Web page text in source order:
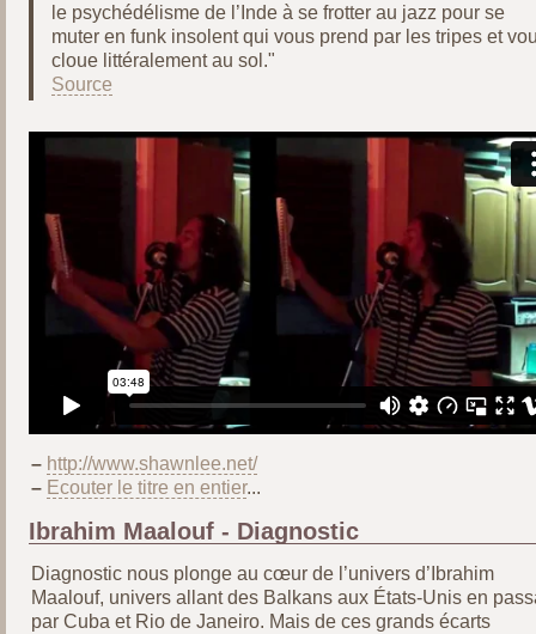
le psychédélisme de l’Inde à se frotter au jazz pour se
muter en funk insolent qui vous prend par les tripes et
cloue littéralement au sol."
Source
– http://www.shawnlee.net/
– Ecouter le titre en entier...
Ibrahim Maalouf - Diagnostic
Diagnostic nous plonge au cœur de l’univers d’Ibrahim
Maalouf, univers allant des Balkans aux États-Unis en
par Cuba et Rio de Janeiro. Mais de ces grands écarts